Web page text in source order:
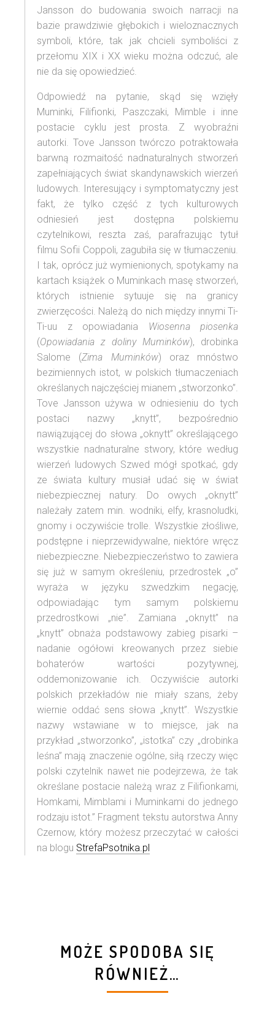
Jansson do budowania swoich narracji na
bazie prawdziwie głębokich i wieloznacznych
symboli, które, tak jak chcieli symboliści z
przełomu XIX i XX wieku można odczuć, ale
nie da się opowiedzieć.
Odpowiedź na pytanie, skąd się wzięły
Muminki, Filifionki, Paszczaki, Mimble i inne
postacie cyklu jest prosta. Z wyobraźni
autorki. Tove Jansson twórczo potraktowała
barwną rozmaitość nadnaturalnych stworzeń
zapełniających świat skandynawskich wierzeń
ludowych. Interesujący i symptomatyczny jest
fakt, że tylko część z tych kulturowych
odniesień jest dostępna polskiemu
czytelnikowi, reszta zaś, parafrazując tytuł
filmu Sofii Coppoli, zagubiła się w tłumaczeniu.
I tak, oprócz już wymienionych, spotykamy na
kartach książek o Muminkach masę stworzeń,
których istnienie sytuuje się na granicy
zwierzęcości. Należą do nich między innymi Ti-
Ti-uu z opowiadania Wiosenna piosenka
(Opowiadania z doliny Muminków), drobinka
Salome (Zima Muminków) oraz mnóstwo
bezimiennych istot, w polskich tłumaczeniach
określanych najczęściej mianem „stworzonko”.
Tove Jansson używa w odniesieniu do tych
postaci nazwy „knytt”, bezpośrednio
nawiązującej do słowa „oknytt” określającego
wszystkie nadnaturalne stwory, które według
wierzeń ludowych Szwed mógł spotkać, gdy
ze świata kultury musiał udać się w świat
niebezpiecznej natury. Do owych „oknytt”
należały zatem min. wodniki, elfy, krasnoludki,
gnomy i oczywiście trolle. Wszystkie złośliwe,
podstępne i nieprzewidywalne, niektóre wręcz
niebezpieczne. Niebezpieczeństwo to zawiera
się już w samym określeniu, przedrostek „o”
wyraża w języku szwedzkim negację,
odpowiadając tym samym polskiemu
przedrostkowi „nie”. Zamiana „oknytt” na
„knytt” obnaża podstawowy zabieg pisarki –
nadanie ogółowi kreowanych przez siebie
bohaterów wartości pozytywnej,
oddemonizowanie ich. Oczywiście autorki
polskich przekładów nie miały szans, żeby
wiernie oddać sens słowa „knytt”. Wszystkie
nazwy wstawiane w to miejsce, jak na
przykład „stworzonko”, „istotka” czy „drobinka
leśna” mają znaczenie ogólne, siłą rzeczy więc
polski czytelnik nawet nie podejrzewa, że tak
określane postacie należą wraz z Filifionkami,
Homkami, Mimblami i Muminkami do jednego
rodzaju istot.” Fragment tekstu autorstwa Anny
Czernow, który możesz przeczytać w całości
na blogu StrefaPsotnika.pl
MOŻE SPODOBA SIĘ
RÓWNIEŻ…